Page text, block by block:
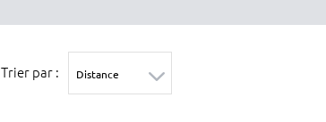
Trier par :